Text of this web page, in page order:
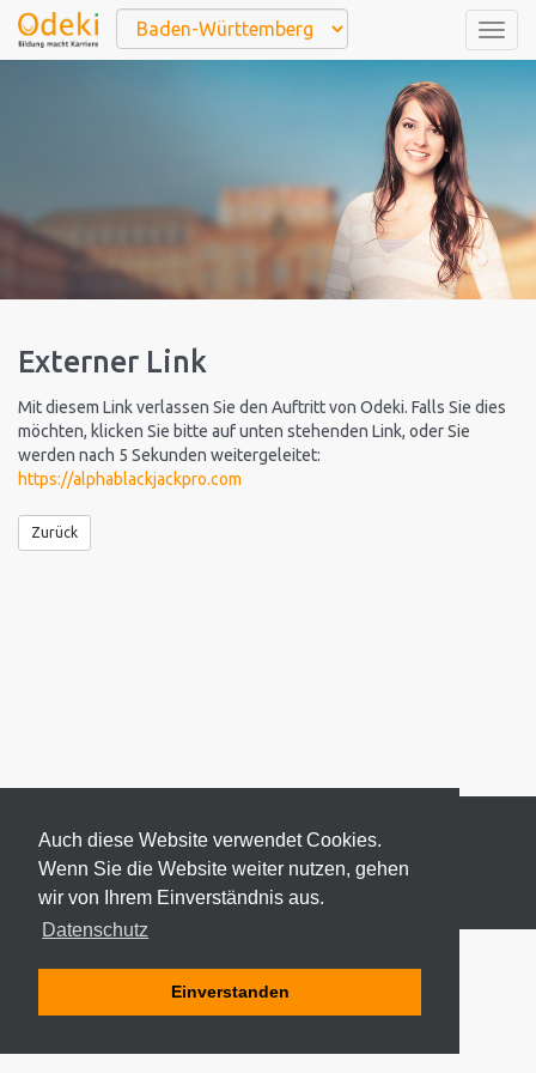
Auch diese Website verwendet Cookies.
Wenn Sie die Website weiter nutzen, gehen
wir von Ihrem Einverständnis aus.
Datenschutz
Einverstanden
Externer Link
Mit diesem Link verlassen Sie den Auftritt von Odeki. Falls Sie dies
möchten, klicken Sie bitte auf unten stehenden Link, oder Sie
werden nach 5 Sekunden weitergeleitet:
https://alphablackjackpro.com
Zurück
© 2026 ODEKI - ALLE RECHTE VORBEHALTEN